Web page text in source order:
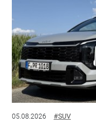
05.08.2026 #SUV